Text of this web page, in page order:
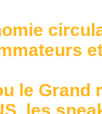
le Grand